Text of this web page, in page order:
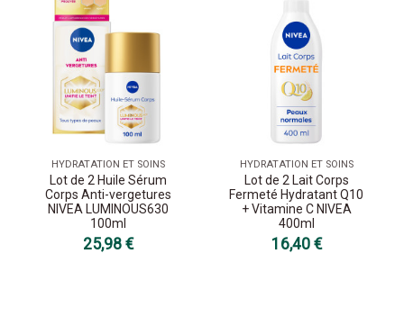
HYDRATATION ET SOINS
Lot de 2 Huile Sérum
Corps Anti-vergetures
NIVEA LUMINOUS630
100ml
25,98 €
HYDRATATION ET SOINS
Lot de 2 Lait Corps
Fermeté Hydratant Q10
+ Vitamine C NIVEA
400ml
16,40 €